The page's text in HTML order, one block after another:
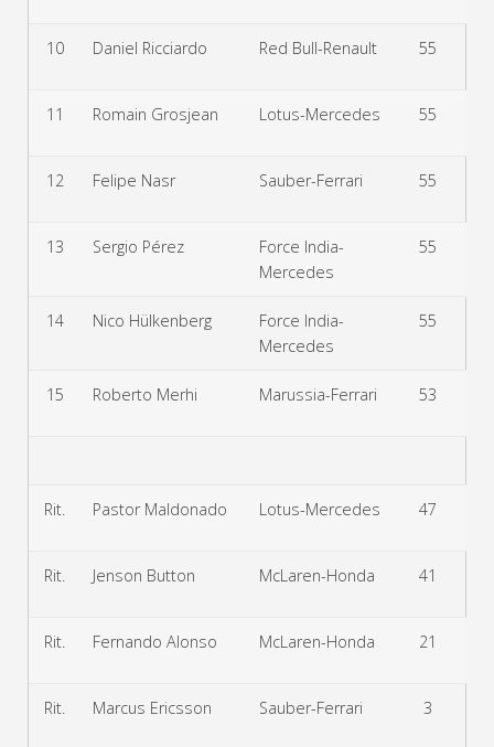
10 Daniel Ricciardo Red Bull-Renault 55
11 Romain Grosjean Lotus-Mercedes 55
12 Felipe Nasr Sauber-Ferrari 55
13 Sergio Pérez
Force India-
Mercedes
55
14 Nico Hülkenberg
Force India-
Mercedes
55
15 Roberto Merhi Marussia-Ferrari 53
Rit. Pastor Maldonado Lotus-Mercedes 47
Rit. Jenson Button McLaren-Honda 41
Rit. Fernando Alonso McLaren-Honda 21
Rit. Marcus Ericsson Sauber-Ferrari 3